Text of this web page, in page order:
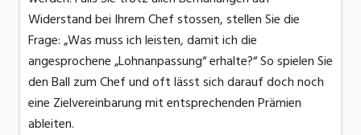
Widerstand bei Ihrem Chef stossen, stellen Sie die
Frage: „Was muss ich leisten, damit ich die
angesprochene „Lohnanpassung“ erhalte?“ So spielen Sie
den Ball zum Chef und oft lässt sich darauf doch noch
eine Zielvereinbarung mit entsprechenden Prämien
ableiten.